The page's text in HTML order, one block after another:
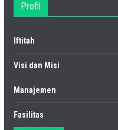
Profil
Iftitah
Visi dan Misi
Manajemen
Fasilitas